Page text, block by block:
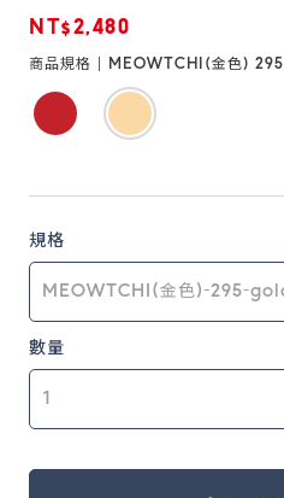
Lens
常見問題
FAQ
NT$2,480
商品規格 | MEOWTCHI(金色) 295
規格
數量